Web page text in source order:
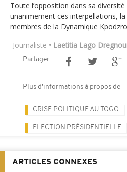
Toute l’opposition dans sa
unanimement ces interpellations,
membres de la Dynamique
Journaliste • Laetitia Lago
Partager
Plus d'informations à propos de
CRISE POLITIQUE AU TOGO
ELECTION PRÉSIDENTIELLE
ARTICLES CONNEXES